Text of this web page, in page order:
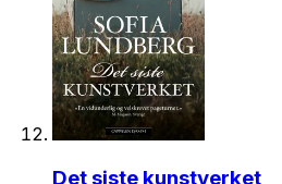
Det siste kunstverket